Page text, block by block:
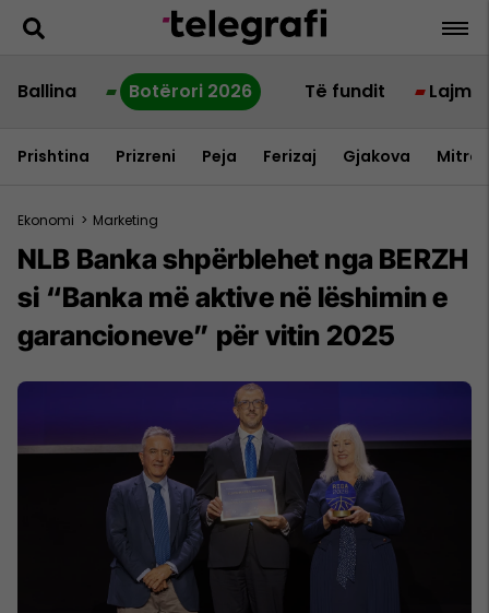
Ballina Botërori 2026 Të fundit Lajme
Prishtina Prizreni Peja Ferizaj Gjakova
Ekonomi > Marketing
NLB Banka shpërblehet nga BERZH
si “Banka më aktive në lëshimin e
garancioneve” për vitin 2025